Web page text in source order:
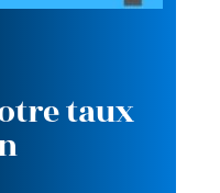
taux